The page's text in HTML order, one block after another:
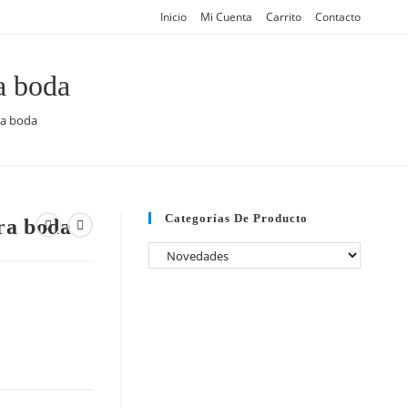
Inicio Mi Cuenta Carrito Contacto
boda
boda
boda Categorías De Producto